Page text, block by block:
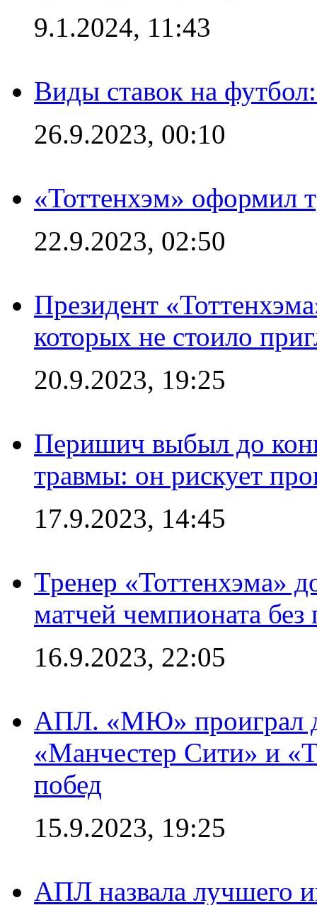
9.1.2024, 11:43
Виды ставок на
26.9.2023, 00:10
«Тоттенхэм» оформил
22.9.2023, 02:50
Президент
которых не стоило
20.9.2023, 19:25
Перишич выбыл до
травмы: он рискует
17.9.2023, 14:45
Тренер «Тоттенхэма»
матчей чемпионата
16.9.2023, 22:05
АПЛ. «МЮ» проиграл
«Манчестер Сити» и
побед
15.9.2023, 19:25
АПЛ назвала лучшего